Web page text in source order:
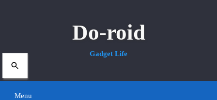
Do-roid
Gadget Life
Menu